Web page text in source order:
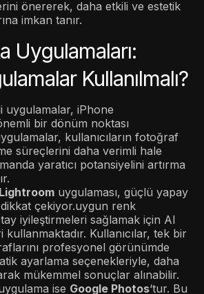
önererek, daha etkili ve estetik
imkan tanır.
Uygulamaları:
Kullanılmalı?
uygulamalar, iPhone
bir dönüm noktası
kullanıcıların fotoğraf
süreçlerini daha verimli hale
yaratıcı potansiyelini artırma
uygulaması, güçlü yapay
çekiyor.uygun renk
iyileştirmeleri sağlamak için AI
kullanmaktadır. Kullanıcılar, tek bir
profesyonel görünümde
ayarlama seçenekleriyle, daha
mükemmel sonuçlar alınabilir.
ise Google Photos‘tur. Bu